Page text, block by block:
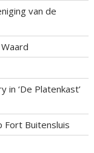
van de
in ‘De Platenkast’
Fort Buitensluis